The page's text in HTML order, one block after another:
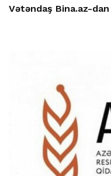
Vətəndaş Bina.az-dan